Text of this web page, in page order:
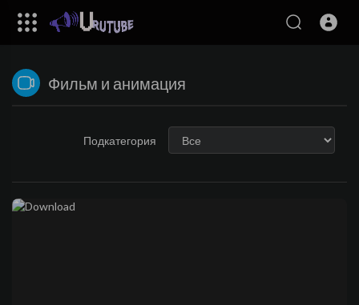
Фильм и анимация
Подкатегория